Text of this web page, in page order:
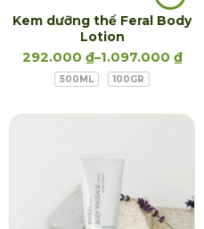
Kem dưỡng thể Feral Body
Lotion
292.000 ₫–1.097.000 ₫
500ML 100GR